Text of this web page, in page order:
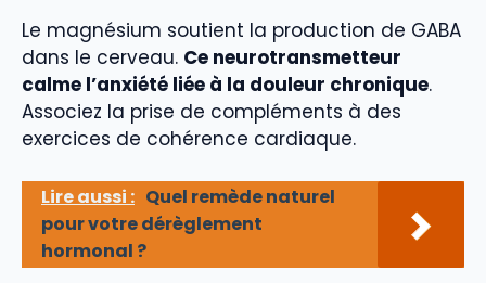
Le magnésium soutient la production de GABA
dans le cerveau. Ce neurotransmetteur
calme l’anxiété liée à la douleur chronique.
Associez la prise de compléments à des
exercices de cohérence cardiaque.
Lire aussi : Quel remède naturel
pour votre dérèglement
hormonal ?